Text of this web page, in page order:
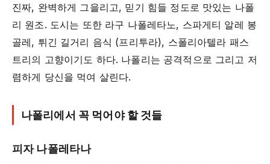
진짜, 완벽하게 그을리고, 믿기 힘들 정도로 맛있는 나폴
리 원조. 도시는 또한 라구 나폴레타노, 스파게티 알레 봉
골레, 튀긴 길거리 음식 (프리투라), 스폴리아텔라 패스
트리의 고향이기도 하다. 나폴리는 공격적으로 그리고 저
렴하게 당신을 먹여 살린다.
나폴리에서 꼭 먹어야 할 것들
피자 나폴레타나